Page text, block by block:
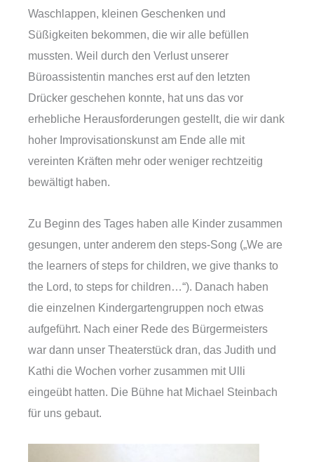
Waschlappen, kleinen Geschenken und
Süßigkeiten bekommen, die wir alle befüllen
mussten. Weil durch den Verlust unserer
Büroassistentin manches erst auf den letzten
Drücker geschehen konnte, hat uns das vor
erhebliche Herausforderungen gestellt, die wir dank
hoher Improvisationskunst am Ende alle mit
vereinten Kräften mehr oder weniger rechtzeitig
bewältigt haben.
Zu Beginn des Tages haben alle Kinder zusammen
gesungen, unter anderem den steps-Song („We are
the learners of steps for children, we give thanks to
the Lord, to steps for children…“). Danach haben
die einzelnen Kindergartengruppen noch etwas
aufgeführt. Nach einer Rede des Bürgermeisters
war dann unser Theaterstück dran, das Judith und
Kathi die Wochen vorher zusammen mit Ulli
eingeübt hatten. Die Bühne hat Michael Steinbach
für uns gebaut.